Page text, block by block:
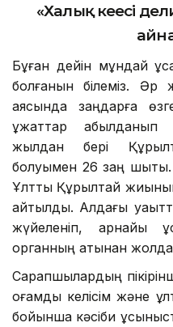
«Халық кеңесі
Бұған дейін мұндай
болғанын білеміз.
аясында заңдарға
құжаттар
жылдан бері
болуымен 26 заң
Ұлттық Құрылтай
айтылды. Алдағы
жүйеленіп, арнайы
органның атынан
Сарапшылардың
қоғамдық келісім және
бойынша кәсіби